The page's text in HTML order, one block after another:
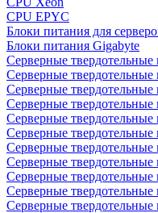
CPU EPYC
Блоки питания для
Блоки питания Gigabyte
Серверные твердотельные
Cерверные
Cерверные
Cерверные
Cерверные
Серверные твердотельные
Серверные твердотельные
Cерверные
Cерверные твердотельные
Cерверные
Cерверные